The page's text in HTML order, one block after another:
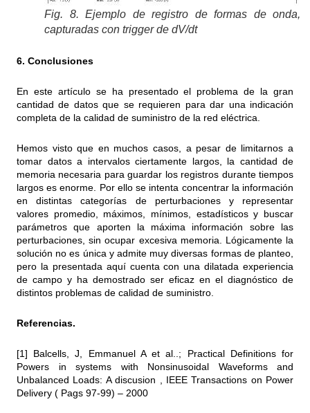
Fig. 8. Ejemplo de registro de formas de onda,
capturadas con trigger de dV/dt
6. Conclusiones
En este artículo se ha presentado el problema de la gran
cantidad de datos que se requieren para dar una indicación
completa de la calidad de suministro de la red eléctrica.
Hemos visto que en muchos casos, a pesar de limitarnos a
tomar datos a intervalos ciertamente largos, la cantidad de
memoria necesaria para guardar los registros durante tiempos
largos es enorme. Por ello se intenta concentrar la información
en distintas categorías de perturbaciones y representar
valores promedio, máximos, mínimos, estadísticos y buscar
parámetros que aporten la máxima información sobre las
perturbaciones, sin ocupar excesiva memoria. Lógicamente la
solución no es única y admite muy diversas formas de planteo,
pero la presentada aquí cuenta con una dilatada experiencia
de campo y ha demostrado ser eficaz en el diagnóstico de
distintos problemas de calidad de suministro.
Referencias.
[1] Balcells, J, Emmanuel A et al..; Practical Definitions for
Powers in systems with Nonsinusoidal Waveforms and
Unbalanced Loads: A discusion , IEEE Transactions on Power
Delivery ( Pags 97-99) – 2000